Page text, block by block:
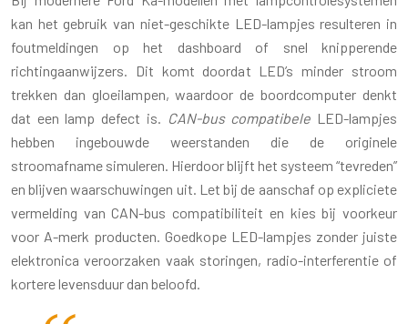
kan het gebruik van niet-geschikte LED-lampjes resulteren in
foutmeldingen op het dashboard of snel knipperende
richtingaanwijzers. Dit komt doordat LED’s minder stroom
trekken dan gloeilampen, waardoor de boordcomputer denkt
dat een lamp defect is. CAN-bus compatibele LED-lampjes
hebben ingebouwde weerstanden die de originele
stroomafname simuleren. Hierdoor blijft het systeem “tevreden”
en blijven waarschuwingen uit. Let bij de aanschaf op expliciete
vermelding van CAN-bus compatibiliteit en kies bij voorkeur
voor A-merk producten. Goedkope LED-lampjes zonder juiste
elektronica veroorzaken vaak storingen, radio-interferentie of
kortere levensduur dan beloofd.